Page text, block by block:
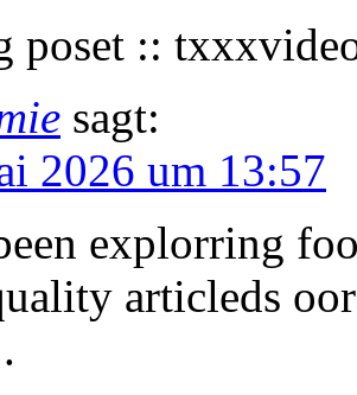
poset ::
sagt:
2026 um 13:57
explorring
articleds